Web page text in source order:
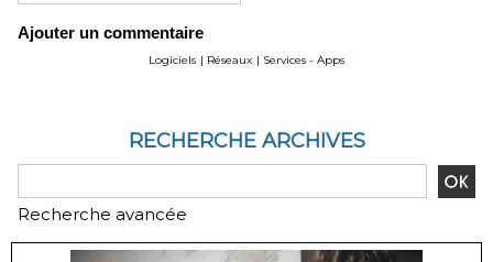
Ajouter un commentaire
Logiciels | Réseaux | Services - Apps
RECHERCHE ARCHIVES
Recherche avancée